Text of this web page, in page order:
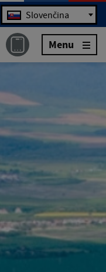
Slovenčina
Menu